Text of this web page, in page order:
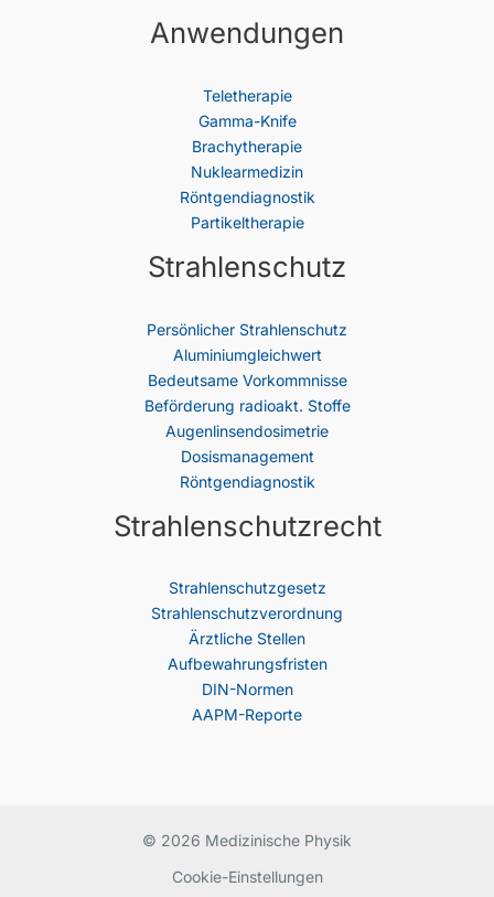
Anwendungen
Teletherapie
Gamma-Knife
Brachytherapie
Nuklearmedizin
Röntgendiagnostik
Partikeltherapie
Strahlenschutz
Persönlicher Strahlenschutz
Aluminiumgleichwert
Bedeutsame Vorkommnisse
Beförderung radioakt. Stoffe
Augenlinsendosimetrie
Dosismanagement
Röntgendiagnostik
Strahlenschutzrecht
Strahlenschutz­gesetz
Strahlenschutzverordnung
Ärztliche Stellen
Aufbewahrungsfristen
DIN-Normen
AAPM-Reporte
© 2026 Medizinische Physik
Cookie-Einstellungen